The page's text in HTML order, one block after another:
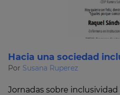
Hacia una sociedad
Por Susana Ruperez
Jornadas sobre